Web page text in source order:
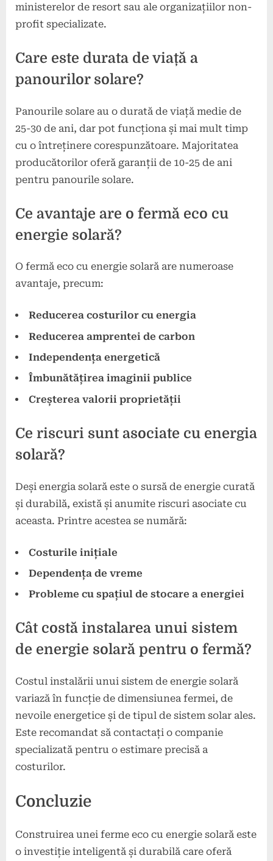
ministerelor de resort sau ale organizațiilor non-
profit specializate.
Care este durata de viață a
panourilor solare?
Panourile solare au o durată de viață medie de
25-30 de ani, dar pot funcționa și mai mult timp
cu o întreținere corespunzătoare. Majoritatea
producătorilor oferă garanții de 10-25 de ani
pentru panourile solare.
Ce avantaje are o fermă eco cu
energie solară?
O fermă eco cu energie solară are numeroase
avantaje, precum:
Reducerea costurilor cu energia
Reducerea amprentei de carbon
Independența energetică
Îmbunătățirea imaginii publice
Creșterea valorii proprietății
Ce riscuri sunt asociate cu energia
solară?
Deși energia solară este o sursă de energie curată
și durabilă, există și anumite riscuri asociate cu
aceasta. Printre acestea se numără:
Costurile inițiale
Dependența de vreme
Probleme cu spațiul de stocare a energiei
Cât costă instalarea unui sistem
de energie solară pentru o fermă?
Costul instalării unui sistem de energie solară
variază în funcție de dimensiunea fermei, de
nevoile energetice și de tipul de sistem solar ales.
Este recomandat să contactați o companie
specializată pentru o estimare precisă a
costurilor.
Concluzie
Construirea unei ferme eco cu energie solară este
o investiție inteligentă și durabilă care oferă